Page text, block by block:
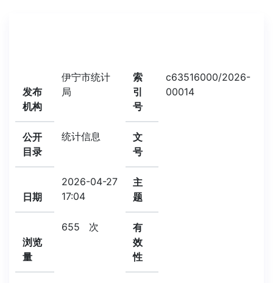
发布
机构
伊宁市统计
局
索
引
号
c63516000/2026-
00014
公开
目录
统计信息
文
号
日期
2026-04-27
17:04
主
题
浏览
量
655 次
有
效
性